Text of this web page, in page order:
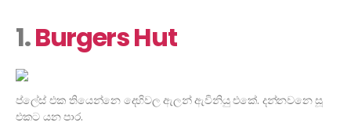
1.Burgers Hut
ප්ලේස් එක තියෙන්නෙ දෙහිවල ඇලන් ඇවිනියු එකේ. දන්නවනෙ සූ
එකට යන පාර.